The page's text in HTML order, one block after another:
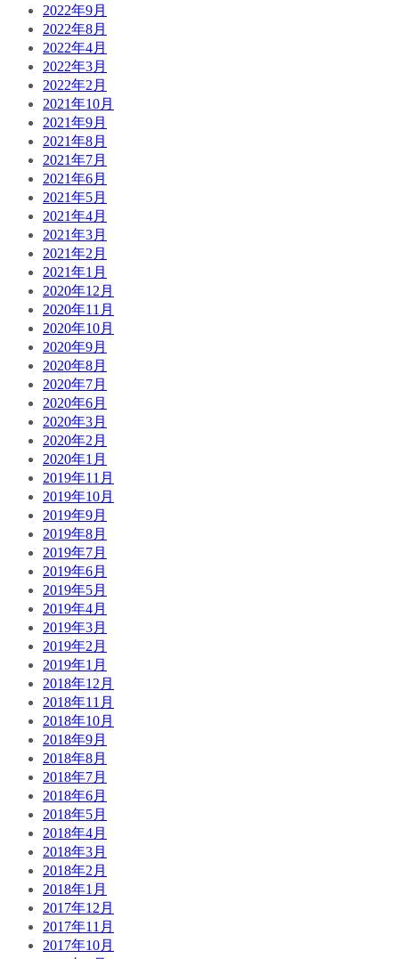
2022年9月
2022年8月
2022年4月
2022年3月
2022年2月
2021年10月
2021年9月
2021年8月
2021年7月
2021年6月
2021年5月
2021年4月
2021年3月
2021年2月
2021年1月
2020年12月
2020年11月
2020年10月
2020年9月
2020年8月
2020年7月
2020年6月
2020年3月
2020年2月
2020年1月
2019年11月
2019年10月
2019年9月
2019年8月
2019年7月
2019年6月
2019年5月
2019年4月
2019年3月
2019年2月
2019年1月
2018年12月
2018年11月
2018年10月
2018年9月
2018年8月
2018年7月
2018年6月
2018年5月
2018年4月
2018年3月
2018年2月
2018年1月
2017年12月
2017年11月
2017年10月